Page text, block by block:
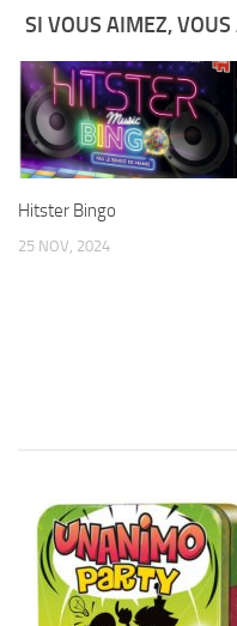
SI VOUS AIMEZ,
Hitster Bingo
25 NOV, 2024